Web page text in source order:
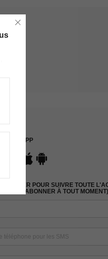
APP
POUR SUIVRE TOUTE
DÉSABONNER À TOUT